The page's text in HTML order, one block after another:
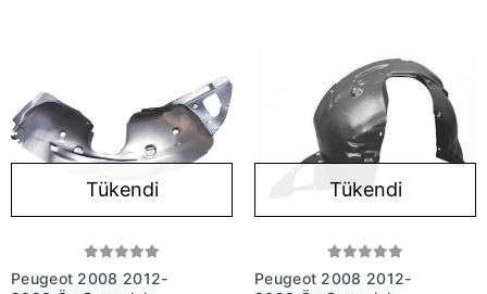
Tükendi
Peugeot 2008 2012-
Tükendi
Peugeot 2008 2012-